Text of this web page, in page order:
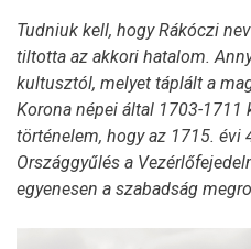
Tudniuk kell, hogy Rákóczi
tiltotta az akkori hatalom.
kultusztól, melyet táplált a
Korona népei által 1703-
történelem, hogy az 1715. évi
Országgyűlés a
egyenesen a szabadság